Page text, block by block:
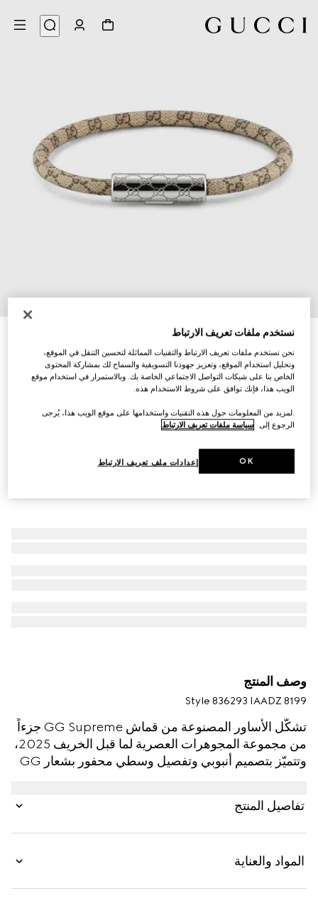
سوار مع تفصيل شعار GG
وصف المنتج
Style ‎836293 IAADZ 8199
تشكّل الأساور المصنوعة من قماش GG Supreme جزءاً
من مجموعة المجوهرات العصرية لما قبل الخريف 2025،
وتتميّز بتصميم أنبوبي وتفصيل وسطي محفور بشعار GG
تفاصيل المنتج
المواد والعناية
نستخدم ملفات تعريف الارتباط
نحن نستخدم ملفات تعريف الارتباط والتقنيات المماثلة لتحسين التنقل في الموقع،
وتحليل استخدام الموقع، وتعزيز جهودنا التسويقية والسماح لك بمشاركة المحتوى
الخاص بنا على شبكات التواصل الاجتماعي الخاصة بك. وبالاستمرار في استخدام موقع
الويب هذا، فإنك توافق على شروط الاستخدام هذه.
.لمزيد من المعلومات حول هذه التقنيات واستخدامها على موقع الويب هذا، يُرجى
الرجوع إلى سياسة ملفات تعريف الارتباط
إعدادات ملف تعريف الارتباط OK